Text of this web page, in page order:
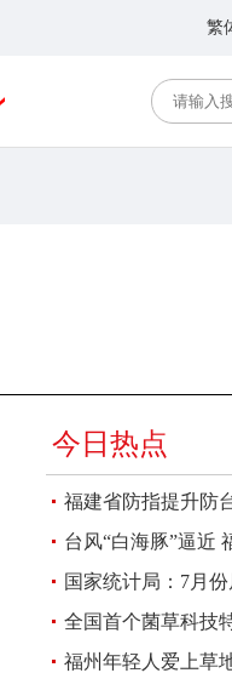
繁
今日热点
福建省防指提升防
台风“白海豚”逼近
案
国家统计局：7月
全国首个菌草科技
福州年轻人爱上草